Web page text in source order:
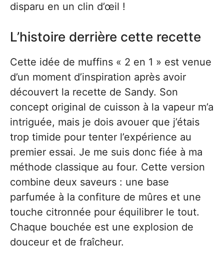
disparu en un clin d’œil !
L’histoire derrière cette recette
Cette idée de muffins « 2 en 1 » est venue
d’un moment d’inspiration après avoir
découvert la recette de Sandy. Son
concept original de cuisson à la vapeur m’a
intriguée, mais je dois avouer que j’étais
trop timide pour tenter l’expérience au
premier essai. Je me suis donc fiée à ma
méthode classique au four. Cette version
combine deux saveurs : une base
parfumée à la confiture de mûres et une
touche citronnée pour équilibrer le tout.
Chaque bouchée est une explosion de
douceur et de fraîcheur.